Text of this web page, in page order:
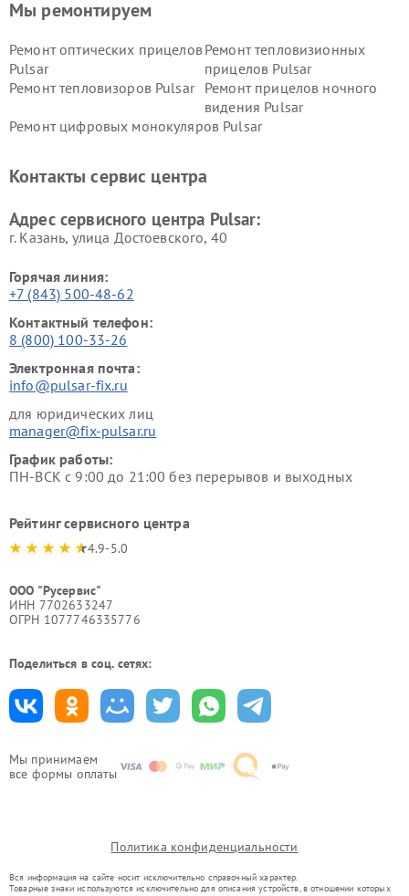
Мы принимаем
все формы оплаты
Мы ремонтируем
Ремонт оптических прицелов
Pulsar
Ремонт тепловизионных
прицелов Pulsar
Ремонт тепловизоров Pulsar
Ремонт прицелов ночного
видения Pulsar
Ремонт цифровых монокуляров Pulsar
Контакты сервис центра
Адрес сервисного центра Pulsar:
г. Казань, улица Достоевского, 40
Горячая линия:
+7 (843) 500-48-62
Контактный телефон:
8 (800) 100-33-26
Электронная почта:
info@pulsar-fix.ru
для юридических лиц
manager@fix-pulsar.ru
График работы:
ПН-ВСК с 9:00 до 21:00 без перерывов и выходных
Рейтинг сервисного центра
4.9-5.0
ООО "Русервис"
ИНН 7702633247
ОГРН 1077746335776
Поделиться в соц. сетях:
Политика конфиденциальности
Вся информация на сайте носит исключительно справочный характер.
Товарные знаки используются исключительно для описания устройств, в отношении которых